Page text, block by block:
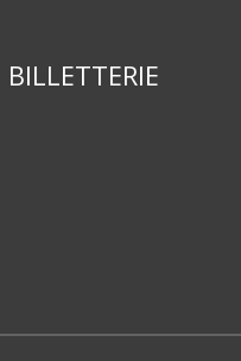
BILLETTERIE